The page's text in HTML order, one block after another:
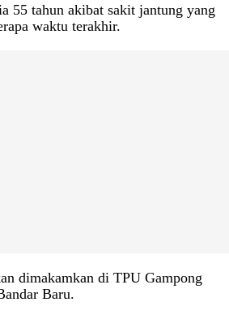
55 tahun akibat sakit jantung yang
waktu terakhir.
dimakamkan di TPU Gampong
Baru.